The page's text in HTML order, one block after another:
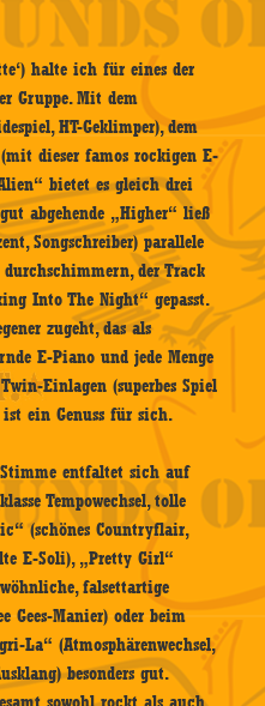
halte ich für eines der
Gruppe. Mit dem
HT-Geklimper), dem
dieser famos rockigen E-
bietet es gleich drei
abgehende „Higher“ ließ
Songschreiber) parallele
der Track
Into The Night“ gepasst.
zugeht, das als
E-Piano und jede Menge
Einlagen (superbes Spiel
ein Genuss für sich.
Stimme entfaltet sich auf
Tempowechsel, tolle
(schönes Countryflair,
E-Soli), „Pretty Girl“
falsettartige
Gees-Manier) oder beim
La“ (Atmosphärenwechsel,
besonders gut.